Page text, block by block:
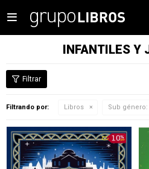

INFANTILES Y
Filtrando por: Libros Sub género: